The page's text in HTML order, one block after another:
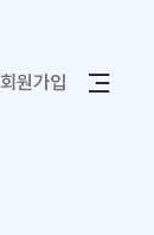
회원가입